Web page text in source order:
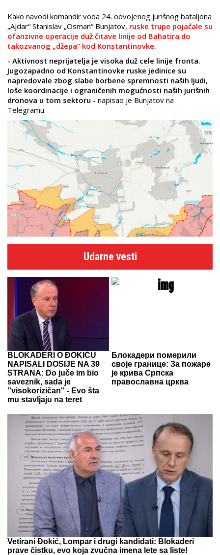
Kako navodi komandir voda 24. odvojenog jurišnog bataljona
„Ajdar“ Stanislav „Osman“ Bunjatov, ruske trupe pojačale su
ofanzivne operacije duž čitave linije od Bahatira do
takozvanog „džepa“ kod Konstantinovke.
- Aktivnost neprijatelja je visoka duž cele linije fronta.
Jugozapadno od Konstantinovke ruske jedinice su
napredovale zbog slabe borbene spremnosti naših ljudi,
loše koordinacije i ograničenih mogućnosti naših jurišnih
dronova u tom sektoru - napisao je Bunjatov na
Telegramu.
Udarne vesti
BLOKADERI O ĐOKIĆU
NAPISALI DOSIJE NA 39
STRANA: Do juče im bio
saveznik, sada je
''visokorizičan'' - Evo šta
mu stavljaju na teret
Блокадери померили
своје границе: За пожаре
је крива Српска
православна црква
Vetirani Đokić, Lompar i drugi kandidati: Blokaderi
prave čistku, evo koja zvučna imena lete sa liste!